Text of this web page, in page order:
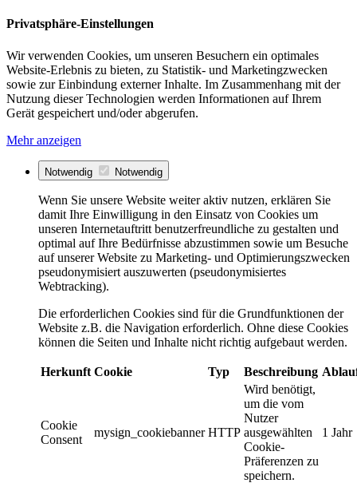
Privatsphäre-Einstellungen
Wir verwenden Cookies, um unseren Besuchern ein optimales
Website-Erlebnis zu bieten, zu Statistik- und Marketingzwecken
sowie zur Einbindung externer Inhalte. Im Zusammenhang mit der
Nutzung dieser Technologien werden Informationen auf Ihrem
Gerät gespeichert und/oder abgerufen.
Mehr anzeigen
Notwendig Notwendig
Wenn Sie unsere Website weiter aktiv nutzen, erklären Sie
damit Ihre Einwilligung in den Einsatz von Cookies um
unseren Internetauftritt benutzerfreundliche zu gestalten und
optimal auf Ihre Bedürfnisse abzustimmen sowie um Besuche
auf unserer Website zu Marketing- und Optimierungszwecken
pseudonymisiert auszuwerten (pseudonymisiertes
Webtracking).
Die erforderlichen Cookies sind für die Grundfunktionen der
Website z.B. die Navigation erforderlich. Ohne diese Cookies
können die Seiten und Inhalte nicht richtig aufgebaut werden.
Herkunft Cookie Typ Beschreibung
Cookie
Consent
mysign_cookiebanner HTTP
Wird benötigt,
um die vom
Nutzer
ausgewählten
Cookie-
Präferenzen zu
speichern.
1 Jahr